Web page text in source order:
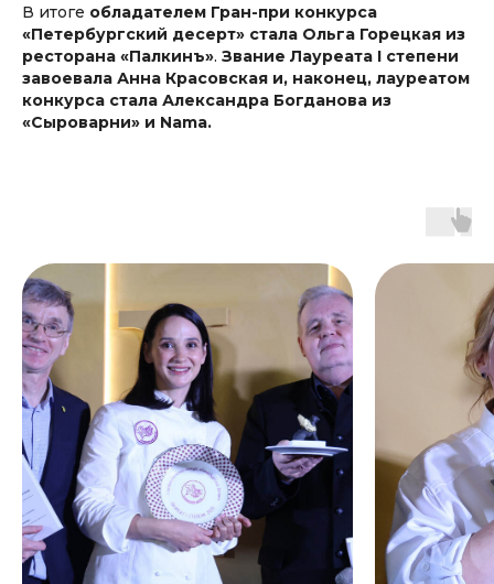
В итоге обладателем Гран-при конкурса
«Петербургский десерт» стала Ольга Горецкая из
ресторана «Палкинъ». Звание Лауреата I степени
завоевала Анна Красовская и, наконец, лауреатом
конкурса стала Александра Богданова из
«Сыроварни» и Nama.
Екатерина Киселева
zavtrak@fontanka.ru
Дмитрий Грозный,
продюсер фестиваля и конкурса